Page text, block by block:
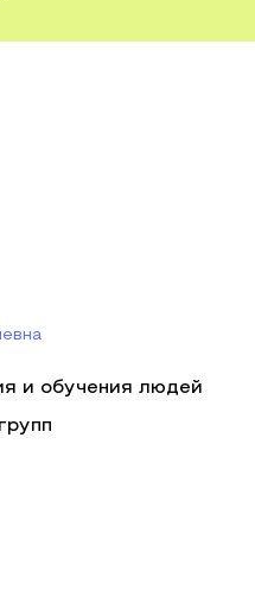
и обучения людей